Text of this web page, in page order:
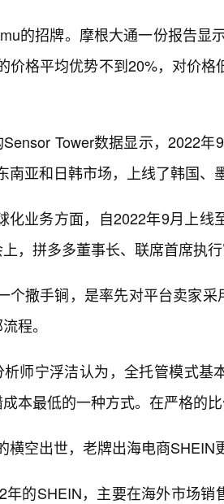
的招牌。摩根大通一份报告
价格平均优势不到20%，对价
Tower数据显示，2022
南亚和日韩市场，上线了韩国
化业务方面，自2022年9月上
，拼多多董事长、联席首席执
个撒手锏，是率先对平台卖家
程。
师宁浮洁认为，全托管模式
本最低的一种方式。在严格的
横空出世，老牌出海电商SHEIN
年的SHEIN，主要在海外市场